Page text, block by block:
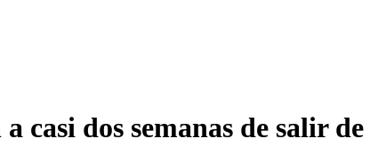
a casi dos semanas de salir